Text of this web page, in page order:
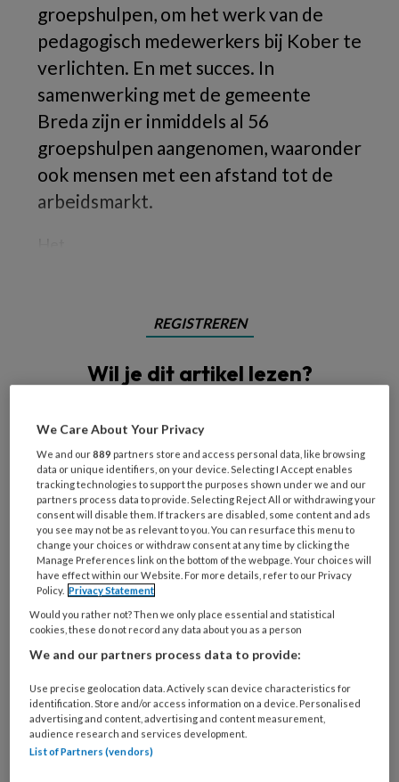
groepshulpen, om het werk van de
pedagogisch medewerkers bij Kober te
verlichten. En met succes. In
samenwerking met de gemeente
Breda zijn er inmiddels al 56
groepshulpen aangenomen, waaronder
ook mensen met een afstand tot de
arbeidsmarkt.
REGISTREREN
Wil je dit artikel lezen?
artikelen gratis per maand
Al een account of abonnement?Log dan in
Wat
is
je
e-
mailadres?
* *
Kies
je
wachtwoord* *
je
functie *
Bij
welke
We Care About Your Privacy
We and our889 partners store and access personal data, like browsing
data or unique identifiers, on your device. Selecting I Accept enables
tracking technologies to support the purposes shown under we and our
partners process data to provide. Selecting Reject All or withdrawing your
consent will disable them. If trackers are disabled, some content and ads
you see may not be as relevant to you. You can resurface this menu to
change your choices or withdraw consent at any time by clicking the
Manage Preferences link on the bottom of the webpage. Your choices will
have effect within our Website. For more details, refer to our Privacy
Policy. Privacy Statement
Would you rather not? Then we only place essential and statistical
cookies, these do not record any data about you as a person
We and our partners process data to provide:
Use precise geolocation data. Actively scan device characteristics for
identification. Store and/or access information on a device. Personalised
advertising and content, advertising and content measurement,
audience research and services development.
List of Partners (vendors)